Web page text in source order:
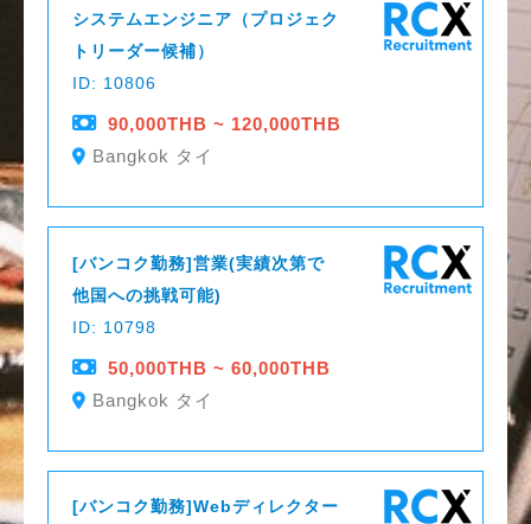
システムエンジニア（プロジェク
トリーダー候補）
ID: 10806
90,000THB ~ 120,000THB
Bangkok タイ
[バンコク勤務]営業(実績次第で
他国への挑戦可能)
ID: 10798
50,000THB ~ 60,000THB
Bangkok タイ
[バンコク勤務]Webディレクター